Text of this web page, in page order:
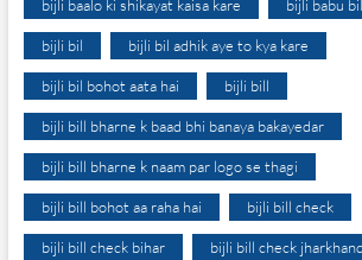
bijli baalo ki shikayat kaisa kare bijli babu
bijli bil bijli bil adhik aye to kya kare
bijli bil bohot aata hai bijli bill
bijli bill bharne k baad bhi banaya bakayedar
bijli bill bharne k naam par logo se thagi
bijli bill bohot aa raha hai bijli bill check
bijli bill check bihar bijli bill check jharkhand